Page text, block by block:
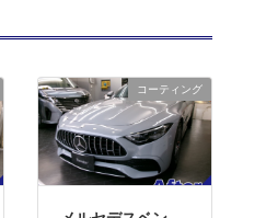
コーティング